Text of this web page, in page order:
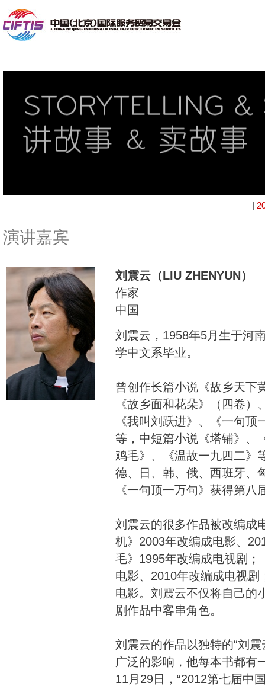
|
演讲嘉宾
刘震云（LIU ZHENYUN）
作家
中国
刘震云，1958年5月生于河
学中文系毕业。
曾创作长篇小说《故乡天下
《故乡面和花朵》（四卷
《我叫刘跃进》、《一句
等，中短篇小说《塔铺》、
鸡毛》、《温故一九四二》
德、日、韩、俄、西班牙、
《一句顶一万句》获得第八
刘震云的很多作品被改编成
机》2003年改编成电影、
毛》1995年改编成电视剧
电影、2010年改编成电视
电影。刘震云不仅将自己的
剧作品中客串角色。
刘震云的作品以独特的“刘
广泛的影响，他每本书都有
11月29日，“2012第七届中